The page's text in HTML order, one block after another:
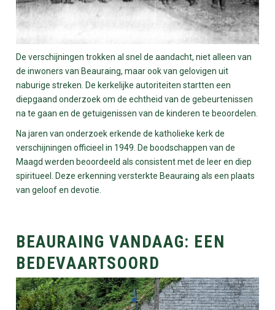
De verschijningen trokken al snel de aandacht, niet alleen van
de inwoners van Beauraing, maar ook van gelovigen uit
naburige streken. De kerkelijke autoriteiten startten een
diepgaand onderzoek om de echtheid van de gebeurtenissen
na te gaan en de getuigenissen van de kinderen te beoordelen.
Na jaren van onderzoek erkende de katholieke kerk de
verschijningen officieel in 1949. De boodschappen van de
Maagd werden beoordeeld als consistent met de leer en diep
spiritueel. Deze erkenning versterkte Beauraing als een plaats
van geloof en devotie.
BEAURAING VANDAAG: EEN
BEDEVAARTSOORD